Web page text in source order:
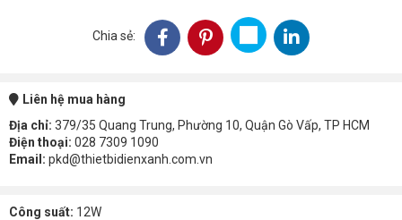
Chia sẻ:
Liên hệ mua hàng
Địa chỉ: 379/35 Quang Trung, Phường 10, Quận Gò Vấp, TP HCM
Điện thoại: 028 7309 1090
Email: pkd@thietbidienxanh.com.vn
Công suất: 12W